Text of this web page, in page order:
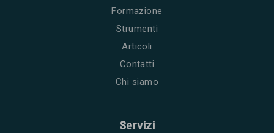
Formazione
Strumenti
Articoli
Contatti
Chi siamo
Servizi